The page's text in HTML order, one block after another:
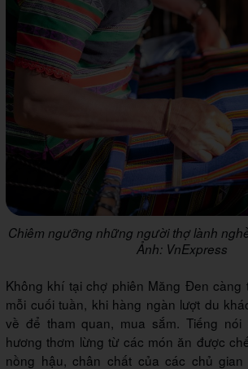
Chiêm ngưỡng những người thợ lành
Ảnh: VnExpress
Không khí tại chợ phiên Măng Đen càng
mỗi cuối tuần, khi hàng ngàn lượt du
về để tham quan, mua sắm. Tiếng nói
hương thơm lừng từ các món ăn được
nồng hậu, chân chất của các chủ